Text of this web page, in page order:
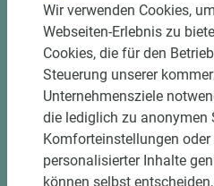
DOWNLOADS
Wir verwenden Cookies,
Webseiten-Erlebnis zu
Cookies, die für den
Steuerung unserer
Unternehmensziele
die lediglich zu anonymen
Komforteinstellungen oder
personalisierter Inhalte
können selbst